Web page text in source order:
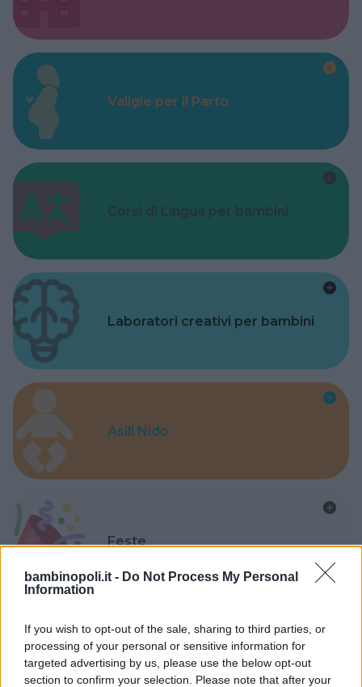
bambinopoli.it - Do Not Process My Personal
Information
If you wish to opt-out of the sale, sharing to third parties, or
processing of your personal or sensitive information for
targeted advertising by us, please use the below opt-out
section to confirm your selection. Please note that after your
Valigie per il Parto
Corsi di Lingua per bambini
Laboratori creativi per bambini
Asili Nido
Feste
Kinderheim